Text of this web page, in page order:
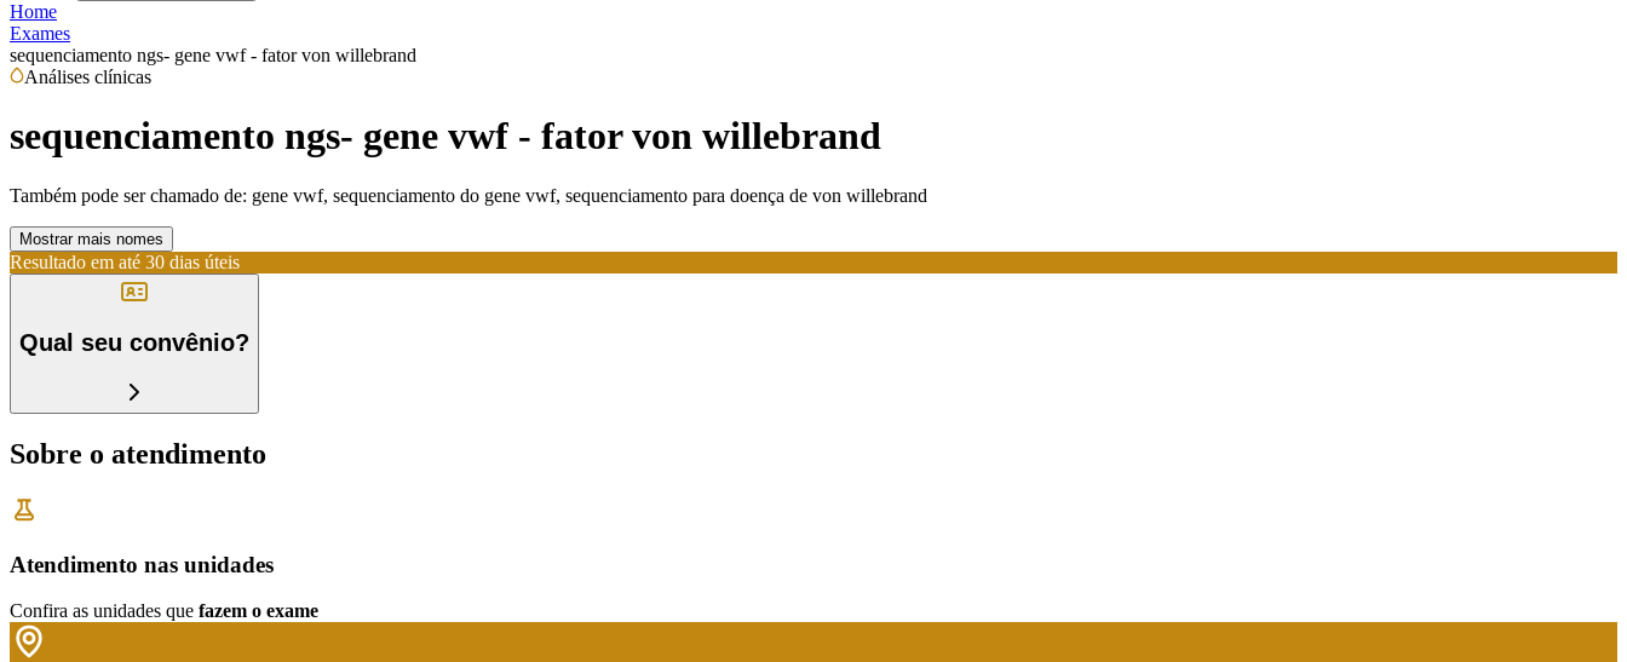
Home
Exames
sequenciamento ngs- gene vwf - fator von willebrand
Análises clínicas
sequenciamento ngs- gene vwf - fator von willebrand
Também pode ser chamado de: gene vwf, sequenciamento do gene vwf, sequenciamento para doença de von willebrand
Mostrar mais nomes
Resultado em até 30 dias úteis
Qual seu convênio?
Sobre o atendimento
Atendimento nas unidades
Confira as unidades que fazem o exame